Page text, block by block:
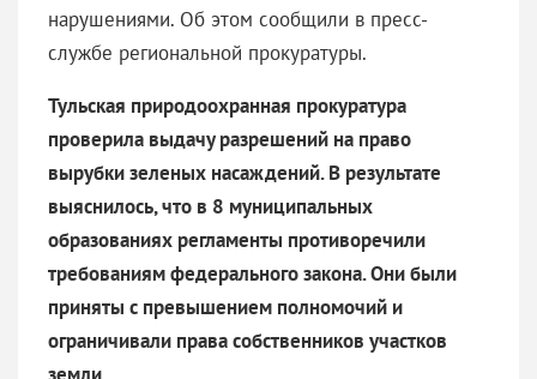
нарушениями. Об этом сообщили в пресс-
службе региональной прокуратуры.
Тульская природоохранная прокуратура
проверила выдачу разрешений на право
вырубки зеленых насаждений. В результате
выяснилось, что в 8 муниципальных
образованиях регламенты противоречили
требованиям федерального закона. Они были
приняты с превышением полномочий и
ограничивали права собственников участков
земли.